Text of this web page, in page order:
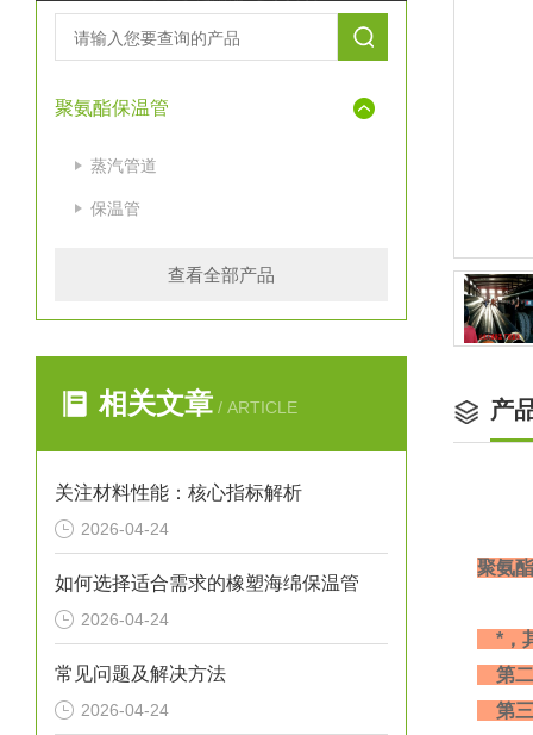
聚氨酯保温管
蒸汽管道
保温管
查看全部产品
相关文章 / ARTICLE
关注材料性能：核心指标解析
2026-04-24
如何选择适合需求的橡塑海绵保温管
2026-04-24
常见问题及解决方法
2026-04-24
产
聚氨
*，
第二
第三